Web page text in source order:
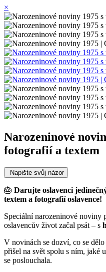
×
Narozeninové
fotografií a textem
Napište svůj názor
🎂 Darujte oslavenci
textem a fotografií oslavence!
Speciální narozeninové noviny
oslavencův život začal psát – s
V novinách se dozví, co se
přišel na svět spolu s ním, jaké
se poslouchala.